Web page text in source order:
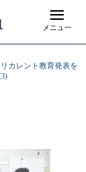
≡
メニュ一
カレント教育発表を